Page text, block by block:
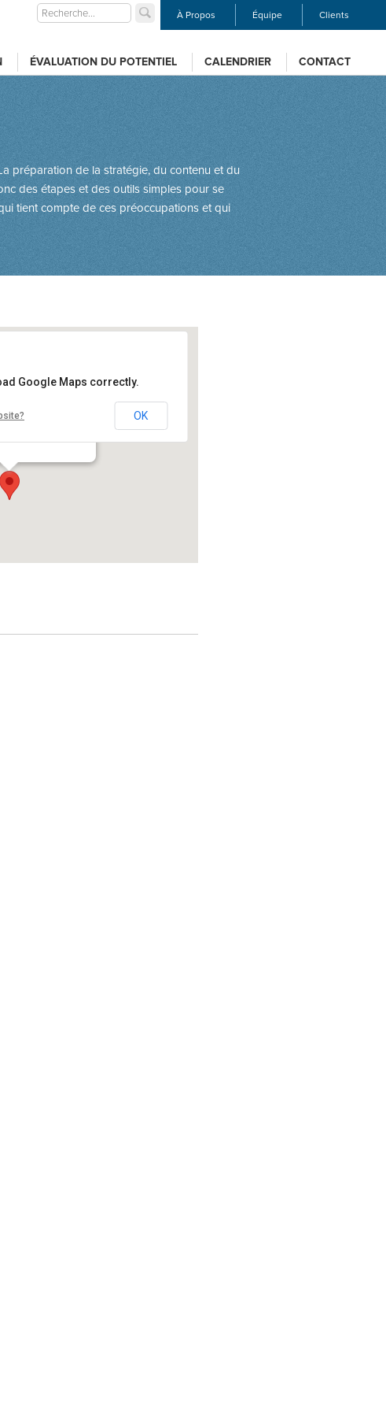
À Propos Équipe Clients
ÉVALUATION DU POTENTIEL CALENDRIER CONTACT
préparation de la stratégie, du contenu et du
des étapes et des outils simples pour se
tient compte de ces préoccupations et qui
Google Maps correctly.
OK